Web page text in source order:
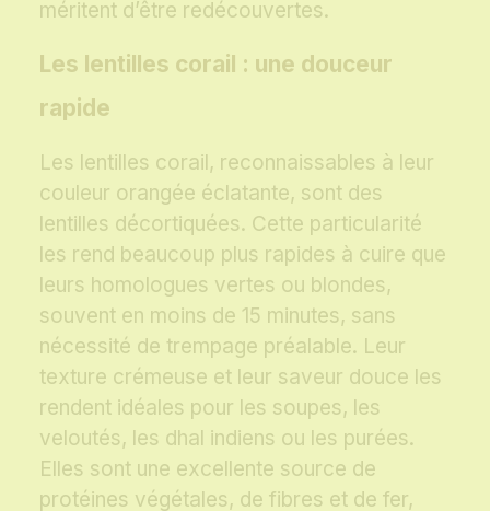
méritent d’être redécouvertes.
Les lentilles corail : une douceur
rapide
Les lentilles corail, reconnaissables à leur
couleur orangée éclatante, sont des
lentilles décortiquées. Cette particularité
les rend beaucoup plus rapides à cuire que
leurs homologues vertes ou blondes,
souvent en moins de 15 minutes, sans
nécessité de trempage préalable. Leur
texture crémeuse et leur saveur douce les
rendent idéales pour les soupes, les
veloutés, les dhal indiens ou les purées.
Elles sont une excellente source de
protéines végétales, de fibres et de fer,